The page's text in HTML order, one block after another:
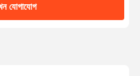
যোগাযোগ